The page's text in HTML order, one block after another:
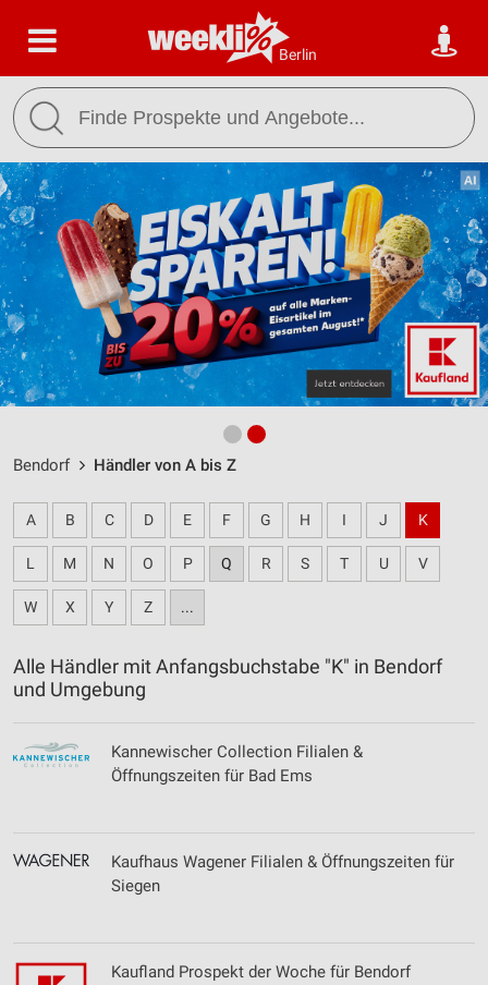
Berlin
Bendorf Händler von A bis Z
A B C D E F G H I J K
L M N O P Q R S T U V
W X Y Z ...
Alle Händler mit Anfangsbuchstabe "K" in Bendorf
und Umgebung
Kannewischer Collection Filialen &
Öffnungszeiten für Bad Ems
Kaufhaus Wagener Filialen & Öffnungszeiten für
Siegen
Kaufland Prospekt der Woche für Bendorf